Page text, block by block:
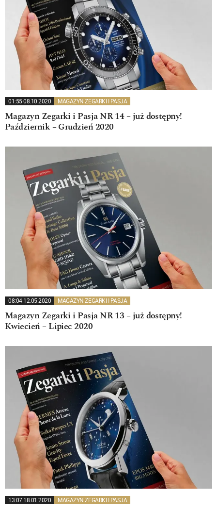
01:55 08.10.2020 MAGAZYN ZEGARKI I PASJA
Magazyn Zegarki i Pasja NR 14 – już dostępny!
Październik – Grudzień 2020
08:04 12.05.2020 MAGAZYN ZEGARKI I PASJA
Magazyn Zegarki i Pasja NR 13 – już dostępny!
Kwiecień – Lipiec 2020
13:07 18.01.2020 MAGAZYN ZEGARKI I PASJA